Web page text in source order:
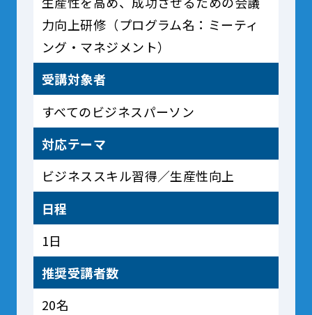
力向上研修（プログラム名：ミーティ
ング・マネジメント）
受講対象者
すべてのビジネスパーソン
対応テーマ
ビジネススキル習得／生産性向上
日程
1日
推奨受講者数
20名